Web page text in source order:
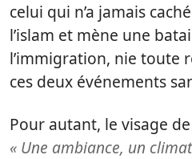
celui qui n’a jamais
l’islam et mène une
l’immigration, nie toute
ces deux événements
Pour autant, le visage
« Une ambiance, un